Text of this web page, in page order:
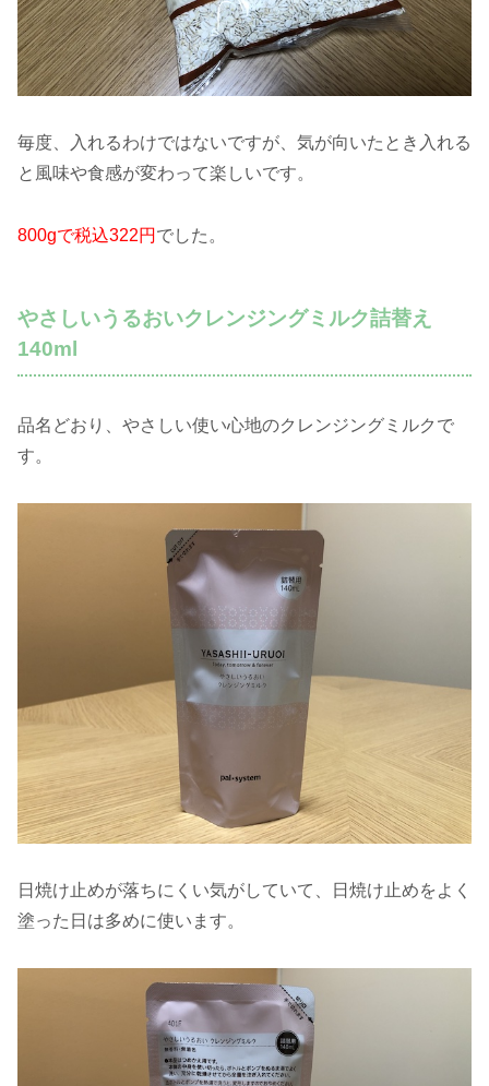
毎度、入れるわけではないですが、気が向いたとき入れる
と風味や食感が変わって楽しいです。
800gで税込322円 でした。
やさしいうるおいクレンジングミルク詰替え
140ml
品名どおり、やさしい使い心地のクレンジングミルクで
す。
日焼け止めが落ちにくい気がしていて、日焼け止めをよく
塗った日は多めに使います。